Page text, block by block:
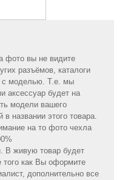
фото вы не видите
разъёмов, каталоги
с моделью. Т.е. мы
аксессуар будет на
модели вашего
в названии этого товара.
на то фото чехла
В живую товар будет
как Вы оформите
дополнительно все